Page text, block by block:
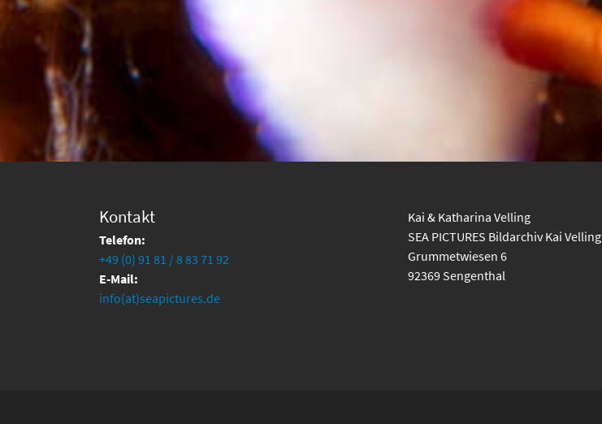
Kontakt
Telefon:
+49 (0) 91 81 / 8 83 71 92
E-Mail:
info(at)seapictures.de
Kai & Katharina Velling
SEA PICTURES Bildarchiv Kai Velling
Grummetwiesen 6
92369 Sengenthal